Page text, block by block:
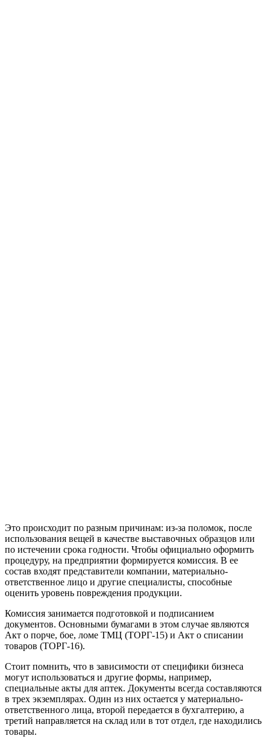
Это происходит по разным причинам: из-за поломок, после
использования вещей в качестве выставочных образцов или
по истечении срока годности. Чтобы официально оформить
процедуру, на предприятии формируется комиссия. В ее
состав входят представители компании, материально-
ответственное лицо и другие специалисты, способные
оценить уровень повреждения продукции.
Комиссия занимается подготовкой и подписанием
документов. Основными бумагами в этом случае являются
Акт о порче, бое, ломе ТМЦ (ТОРГ-15) и Акт о списании
товаров (ТОРГ-16).
Стоит помнить, что в зависимости от специфики бизнеса
могут использоваться и другие формы, например,
специальные акты для аптек. Документы всегда составляются
в трех экземплярах. Один из них остается у материально-
ответственного лица, второй передается в бухгалтерию, а
третий направляется на склад или в тот отдел, где находились
товары.